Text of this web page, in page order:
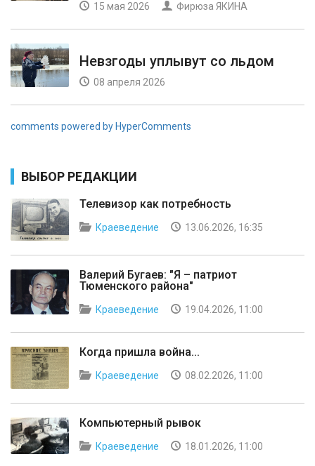
15 мая 2026 Фирюза ЯКИНА
Невзгоды уплывут со льдом
08 апреля 2026
comments powered by HyperComments
ВЫБОР РЕДАКЦИИ
Телевизор как потребность
Краеведение 13.06.2026, 16:35
Валерий Бугаев: "Я – патриот
Тюменского района"
Краеведение 19.04.2026, 11:00
Когда пришла война...
Краеведение 08.02.2026, 11:00
Компьютерный рывок
Краеведение 18.01.2026, 11:00